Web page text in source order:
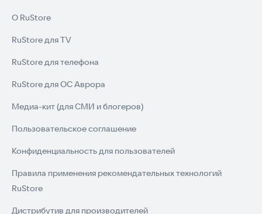
О RuStore
RuStore для TV
RuStore для телефона
RuStore для ОС Аврора
Медиа-кит (для СМИ и блогеров)
Пользовательское соглашение
Конфиденциальность для пользователей
Правила применения рекомендательных технологий
RuStore
Дистрибутив для производителей